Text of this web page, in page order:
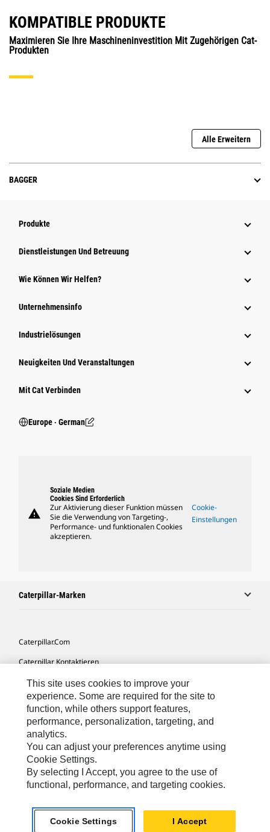
KOMPATIBLE PRODUKTE
Maximieren Sie Ihre Maschineninvestition Mit Zugehörigen Cat-
Produkten
Alle Erweitern
BAGGER
Produkte
Dienstleistungen Und Betreuung
Wie Können Wir Helfen?
Unternehmensinfo
Industrielösungen
Neuigkeiten Und Veranstaltungen
Mit Cat Verbinden
Europe ‧ German
warning
Soziale Medien
Cookies Sind Erforderlich
Zur Aktivierung dieser Funktion müssen
Sie die Verwendung von Targeting-,
Performance- und funktionalen Cookies
akzeptieren.
Cookie-
Einstellungen
Caterpillar-Marken
Caterpillar.com
Caterpillar Kontaktieren
Meine Marketing-Präferenzen
Seitenübersicht
Cookie Settings
Rechtliche Hinweise
Datenschutz
Europe-German© 2026 Caterpillar. Alle Rechte vorbehalten.
This site uses cookies to improve your
experience. Some are required for the site to
function, while others support features,
performance, personalization, targeting, and
analytics.
You can adjust your preferences anytime using
Cookie Settings.
By selecting I Accept, you agree to the use of
functional, performance, and targeting cookies.
Cookie Settings I Accept